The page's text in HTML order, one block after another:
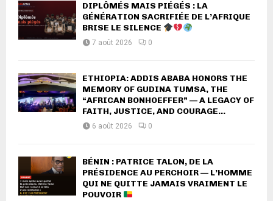
DIPLÔMÉS MAIS PIÉGÉS : LA
GÉNÉRATION SACRIFIÉE DE L’AFRIQUE
BRISE LE SILENCE
7 août 2026 0
ETHIOPIA: ADDIS ABABA HONORS THE
MEMORY OF GUDINA TUMSA, THE
“AFRICAN BONHOEFFER” — A LEGACY OF
FAITH, JUSTICE, AND COURAGE...
6 août 2026 0
BÉNIN : PATRICE TALON, DE LA
PRÉSIDENCE AU PERCHOIR — L’HOMME
QUI NE QUITTE JAMAIS VRAIMENT LE
POUVOIR